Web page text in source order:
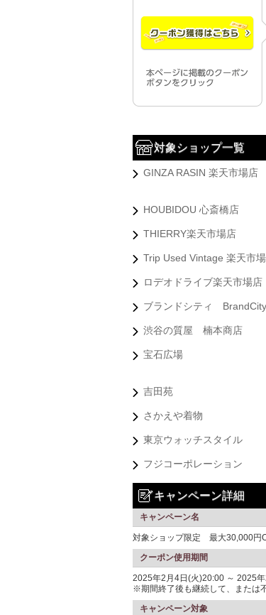
対象ショップ一覧
GINZA RASIN 楽天市場店
HOUBIDOU 心斎橋店
THIERRY楽天市場店
Trip Used Vintage 楽天市
ロデオドライブ楽天市場店
ブランドシティ BrandCity
渋谷の質屋 楠本商店
宝石広場
吉田苑
さかえや着物
東京ウォッチスタイル
フジコーポレーション
キャンペーン詳細
キャンペーン名
対象ショップ限定 最大30,000円
クーポン使用期間
2025年2月4日(火)20:00 ～ 2025
※期間終了後も継続して、または
キャンペーン対象